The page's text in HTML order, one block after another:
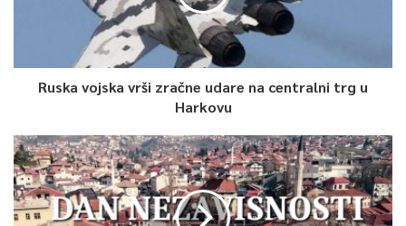
Ruska vojska vrši zračne udare na centralni trg u
Harkovu